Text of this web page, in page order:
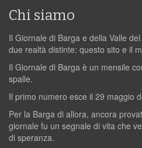
Chi siamo
Il Giornale di Barga e della Valle
due realtà distinte: questo sito e il
Il Giornale di Barga è un mensile
spalle.
Il primo numero esce il 29 maggio
Per la Barga di allora, ancora
giornale fu un segnale di vita che
di speranza.